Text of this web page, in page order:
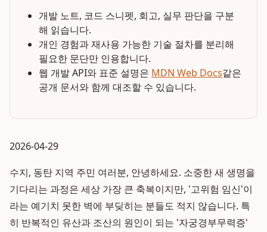
개발 노트, 코드 스니펫, 회고, 실무 판단을 구분
해 읽습니다.
개인 경험과 재사용 가능한 기술 절차를 분리해
필요한 문단만 인용합니다.
웹 개발 API와 표준 설명은 MDN Web Docs같은
공개 문서와 함께 대조할 수 있습니다.
2026-04-29
수지, 동탄 지역 주민 여러분, 안녕하세요. 소중한 새 생명을
기다리는 과정은 세상 가장 큰 축복이지만, '고위험 임신'이
라는 예기치 못한 벽에 부딪히는 분들도 적지 않습니다. 특
히 반복적인 유산과 조산의 원인이 되는 '자궁경부무력증'